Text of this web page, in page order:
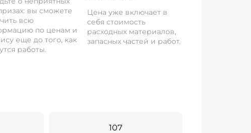
вы сможете
всю
по ценам и
еще до того, как
работы.
Цена уже включает в
себя стоимость
расходных материалов,
запасных частей и работ.
107